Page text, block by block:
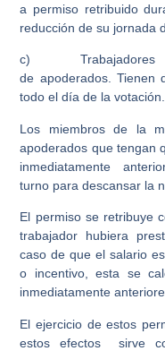
a permiso retribuido
reducción de su jornada
c)
de apoderados.Tienen
todo el día de la votación​.
Los miembros de la
apoderados que tengan
inmediatamente
turno para descansar la
El permiso se retribuye
trabajador hubiera
caso de que el salario
o incentivo, esta se
inmediatamente
El ejercicio de estos
estos efectos sirve